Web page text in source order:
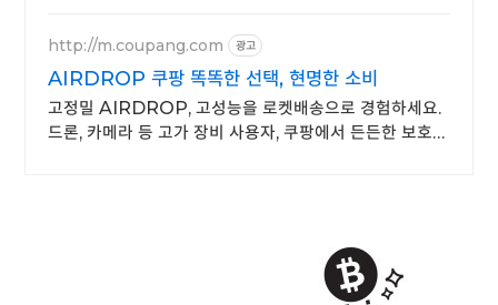
http://m.coupang.com 광고
AIRDROP 쿠팡 똑똑한 선택, 현명한 소비
고정밀 AIRDROP, 고성능을 로켓배송으로 경험하세요.
드론, 카메라 등 고가 장비 사용자, 쿠팡에서 든든한 보호